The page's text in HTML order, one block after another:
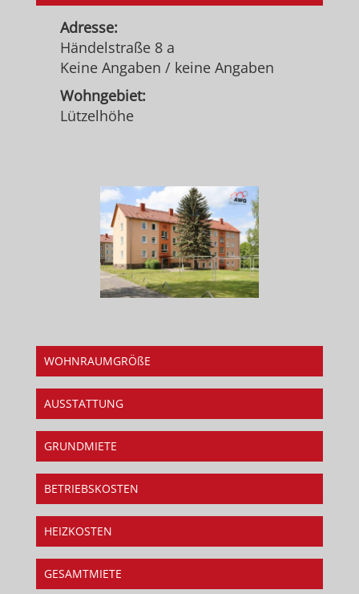
Adresse:
Händelstraße 8 a
Keine Angaben / keine Angaben
Wohngebiet:
Lützelhöhe
WOHNRAUMGRÖßE
AUSSTATTUNG
GRUNDMIETE
BETRIEBSKOSTEN
HEIZKOSTEN
GESAMTMIETE